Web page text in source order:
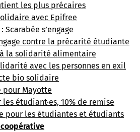
les plus précaires
avec Epifree
Scarabée s’engage
contre la précarité étudiante
la solidarité alimentaire
avec les personnes en exil
bio solidaire
pour Mayotte
étudiant·es, 10% de remise
pour les étudiantes et étudiants